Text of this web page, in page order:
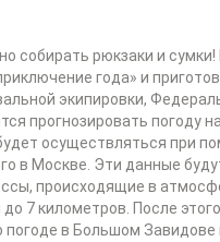
собирать рюкзаки и сумки!
года» и
экипировки,
прогнозировать погоду
осуществляться при
в Москве. Эти данные
происходящие в
7 километров. После
в Большом Завидове